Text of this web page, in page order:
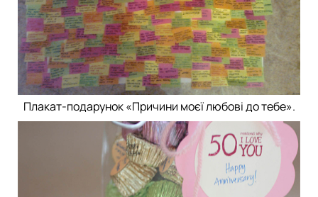
Плакат-подарунок «Причини моєї любові до тебе».